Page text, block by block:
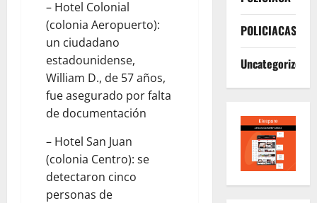
– Hotel Colonial
(colonia Aeropuerto):
un ciudadano
estadounidense,
William D., de 57 años,
fue asegurado por falta
de documentación
– Hotel San Juan
(colonia Centro): se
detectaron cinco
personas de
POLICIACAS
Uncategorized